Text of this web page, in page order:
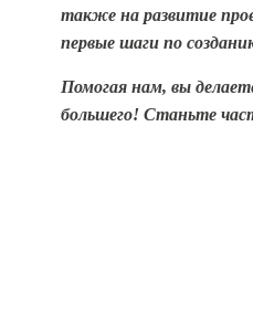
также на развитие
первые шаги по
Помогая нам, вы
большего! Станьте